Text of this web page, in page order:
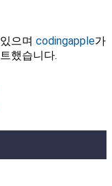
으며 codingapple가
했습니다.